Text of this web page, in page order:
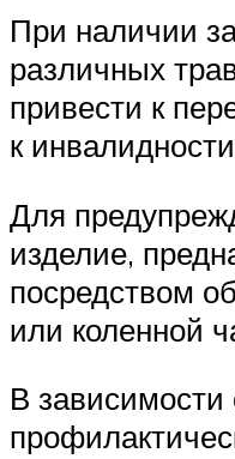
При наличии
различных
привести к
к
Для
изделие,
посредством
или коленной
В зависимости